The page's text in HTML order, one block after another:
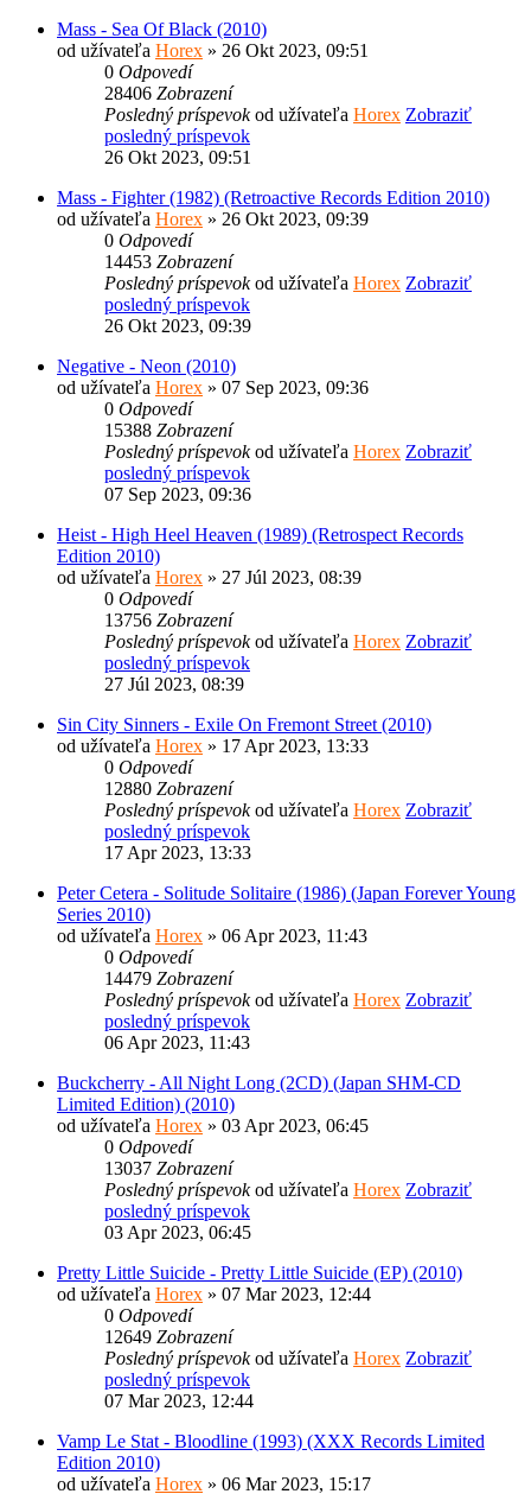
Mass - Sea Of Black (2010)
od užívateľa Horex » 26 Okt 2023, 09:51
0 Odpovedí
28406 Zobrazení
Posledný príspevokod užívateľa Horex Zobraziť
posledný príspevok
26 Okt 2023, 09:51
Mass - Fighter (1982) (Retroactive Records Edition 2010)
od užívateľa Horex » 26 Okt 2023, 09:39
0 Odpovedí
14453 Zobrazení
Posledný príspevokod užívateľa Horex Zobraziť
posledný príspevok
26 Okt 2023, 09:39
Negative - Neon (2010)
od užívateľa Horex » 07 Sep 2023, 09:36
0 Odpovedí
15388 Zobrazení
Posledný príspevokod užívateľa Horex Zobraziť
posledný príspevok
07 Sep 2023, 09:36
Heist - High Heel Heaven (1989) (Retrospect Records
Edition 2010)
od užívateľa Horex » 27 Júl 2023, 08:39
0 Odpovedí
13756 Zobrazení
Posledný príspevokod užívateľa Horex Zobraziť
posledný príspevok
27 Júl 2023, 08:39
Sin City Sinners - Exile On Fremont Street (2010)
od užívateľa Horex » 17 Apr 2023, 13:33
0 Odpovedí
12880 Zobrazení
Posledný príspevokod užívateľa Horex Zobraziť
posledný príspevok
17 Apr 2023, 13:33
Peter Cetera - Solitude Solitaire (1986) (Japan Forever Young
Series 2010)
od užívateľa Horex » 06 Apr 2023, 11:43
0 Odpovedí
14479 Zobrazení
Posledný príspevokod užívateľa Horex Zobraziť
posledný príspevok
06 Apr 2023, 11:43
Buckcherry - All Night Long (2CD) (Japan SHM-CD
Limited Edition) (2010)
od užívateľa Horex » 03 Apr 2023, 06:45
0 Odpovedí
13037 Zobrazení
Posledný príspevokod užívateľa Horex Zobraziť
posledný príspevok
03 Apr 2023, 06:45
Pretty Little Suicide - Pretty Little Suicide (EP) (2010)
od užívateľa Horex » 07 Mar 2023, 12:44
0 Odpovedí
12649 Zobrazení
Posledný príspevokod užívateľa Horex Zobraziť
posledný príspevok
07 Mar 2023, 12:44
Vamp Le Stat - Bloodline (1993) (XXX Records Limited
Edition 2010)
od užívateľa Horex » 06 Mar 2023, 15:17